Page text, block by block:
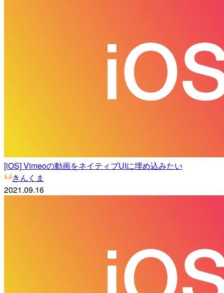
[iOS] Vimeoの動画をネイティブUIに埋め込みたい
きんくま
2021.09.16